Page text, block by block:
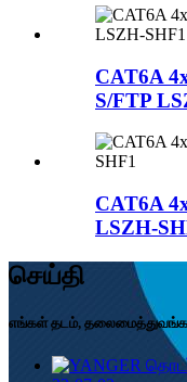
CAT6A
S/FTP
CAT6A
LSZH-
செய்தி
எங்கள் தடம், தலைமைத்துவங்கள்,